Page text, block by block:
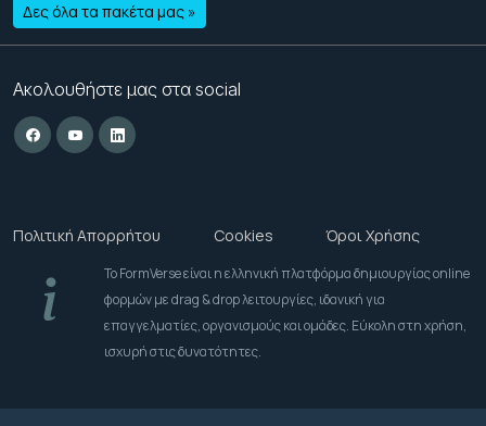
Δες όλα τα πακέτα μας »
Ακολουθήστε μας στα social
Πολιτική Απορρήτου Cookies Όροι Χρήσης
Το FormVerse είναι η ελληνική πλατφόρμα δημιουργίας online
φορμών με drag & drop λειτουργίες, ιδανική για
επαγγελματίες, οργανισμούς και ομάδες. Εύκολη στη χρήση,
ισχυρή στις δυνατότητες.